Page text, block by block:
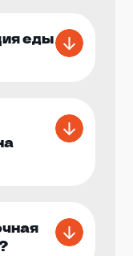
еды